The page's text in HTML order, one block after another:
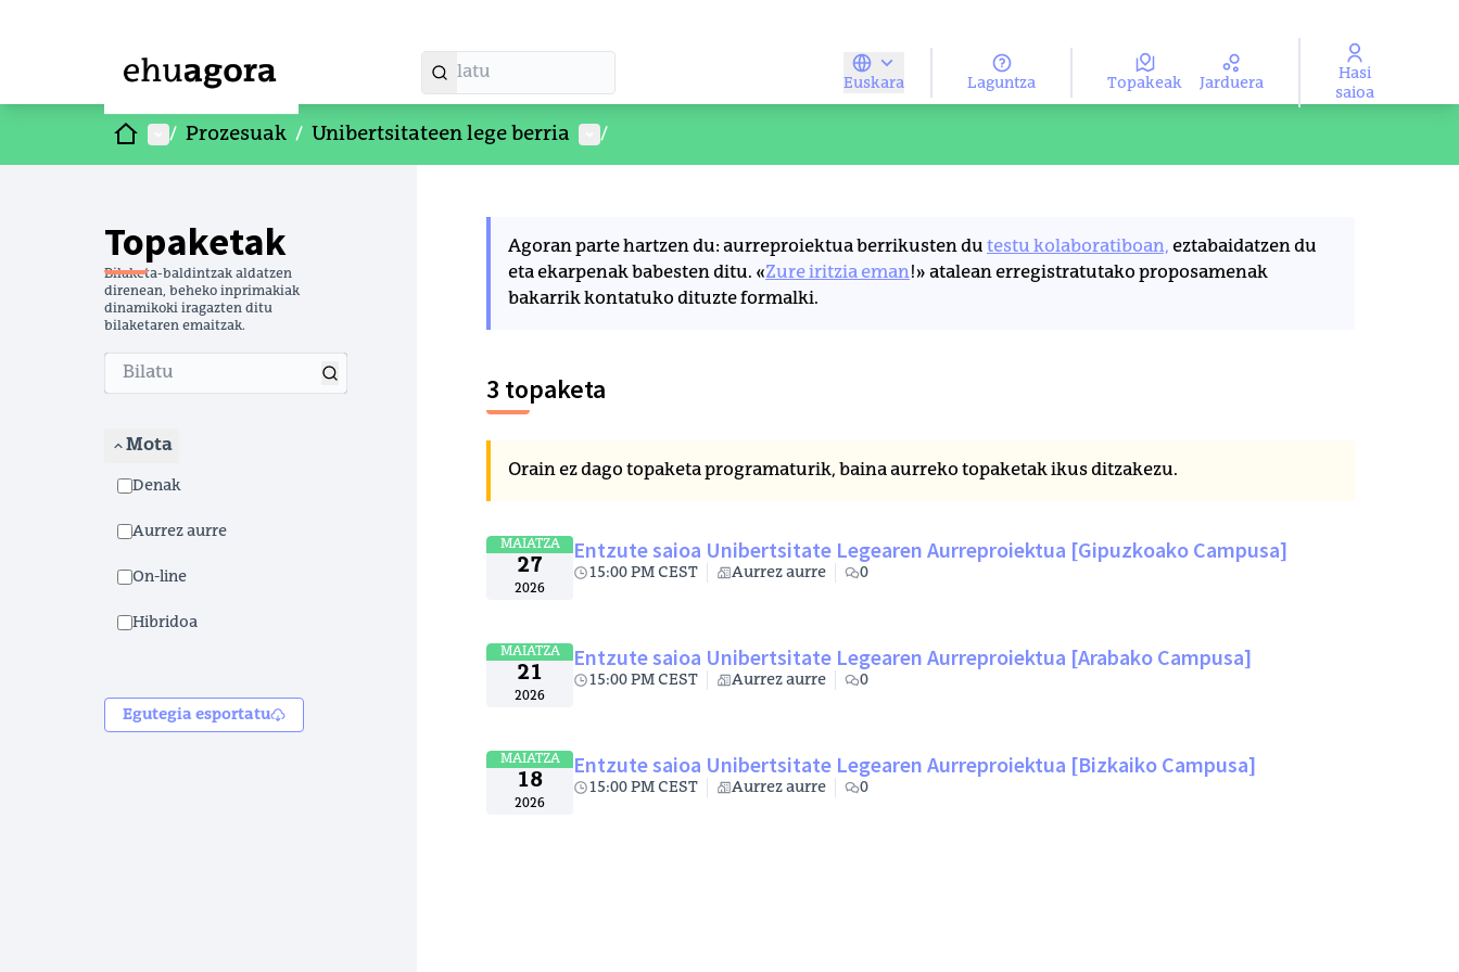
Euskara
Elegir el idiomaAukeratu hizkuntza
Laguntza Topakeak Jarduera
Hasi
saioa
Hasiera
Menu nagusia
/ Prozesuak / Unibertsitateen lege berria Parte-hartzailearen menua
/
Topaketak
Bilaketa-baldintzak aldatzen
direnean, beheko inprimakiak
dinamikoki iragazten ditu
bilaketaren emaitzak.
Mota
Denak
Aurrez aurre
On-line
Hibridoa
Egutegia esportatu
3
Agoran parte hartzen du: aurreproiektua berrikusten du testu kolaboratiboan, eztabaidatzen du
eta ekarpenak babesten ditu. «Zure iritzia eman!» atalean erregistratutako proposamenak
bakarrik kontatuko dituzte formalki.
3 topaketa
Orain ez dago topaketa programaturik, baina aurreko topaketak ikus ditzakezu.
MAIATZA
27
2026
Entzute saioa Unibertsitate Legearen Aurreproiektua [Gipuzkoako Campusa]
15:00 PM CEST Aurrez aurre 0
MAIATZA
21
2026
Entzute saioa Unibertsitate Legearen Aurreproiektua [Arabako Campusa]
15:00 PM CEST Aurrez aurre 0
MAIATZA
18
2026
Entzute saioa Unibertsitate Legearen Aurreproiektua [Bizkaiko Campusa]
15:00 PM CEST Aurrez aurre 0